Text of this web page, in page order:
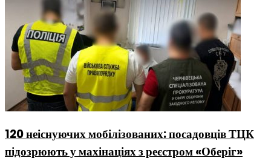
120 неіснуючих мобілізованих: посадовців ТЦК
підозрюють у махінаціях з реєстром «Оберіг»